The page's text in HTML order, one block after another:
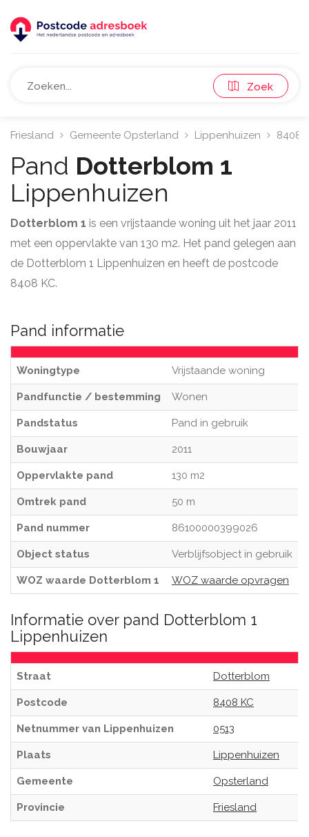
Zoek
Friesland Gemeente Opsterland Lippenhuizen 8408
Pand Dotterblom 1
Lippenhuizen
Dotterblom 1 is een vrijstaande woning uit het jaar 2011
met een oppervlakte van 130 m2. Het pand gelegen aan
de Dotterblom 1 Lippenhuizen en heeft de postcode
8408 KC.
Pand informatie
Woningtype Vrijstaande woning
Pandfunctie / bestemming Wonen
Pandstatus Pand in gebruik
Bouwjaar 2011
Oppervlakte pand 130 m2
Omtrek pand 50 m
Pand nummer 86100000399026
Object status Verblijfsobject in gebruik
WOZ waarde Dotterblom 1 WOZ waarde opvragen
Informatie over pand Dotterblom 1
Lippenhuizen
Straat Dotterblom
Postcode 8408 KC
Netnummer van Lippenhuizen 0513
Plaats Lippenhuizen
Gemeente Opsterland
Provincie Friesland